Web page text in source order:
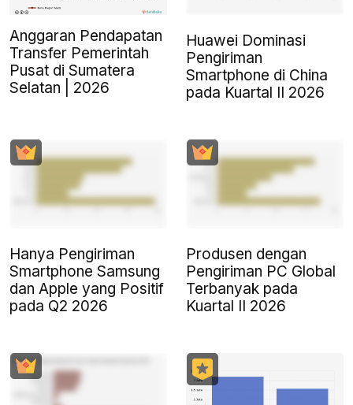
Anggaran Pendapatan
Transfer Pemerintah
Pusat di Sumatera
Selatan | 2026
Huawei Dominasi
Pengiriman
Smartphone di China
pada Kuartal II 2026
Hanya Pengiriman
Smartphone Samsung
dan Apple yang Positif
pada Q2 2026
Produsen dengan
Pengiriman PC Global
Terbanyak pada
Kuartal II 2026